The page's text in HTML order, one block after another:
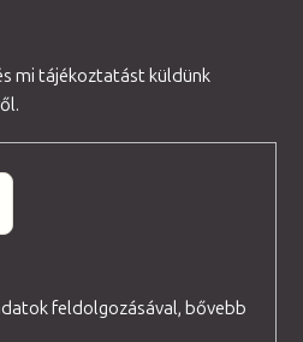
mi tájékoztatást küldünk
feldolgozásával, bővebb